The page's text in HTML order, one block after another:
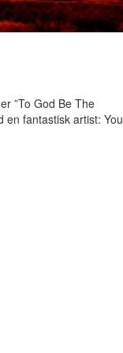
”To God Be The
en fantastisk artist: You